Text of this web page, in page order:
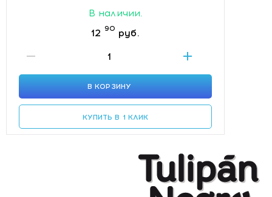
В наличии.
12 90 руб.
В КОРЗИНУ
КУПИТЬ В 1 КЛИК